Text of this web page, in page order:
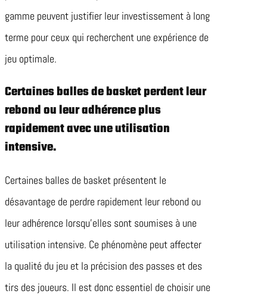
gamme peuvent justifier leur investissement à long
terme pour ceux qui recherchent une expérience de
jeu optimale.
Certaines balles de basket perdent leur
rebond ou leur adhérence plus
rapidement avec une utilisation
intensive.
Certaines balles de basket présentent le
désavantage de perdre rapidement leur rebond ou
leur adhérence lorsqu’elles sont soumises à une
utilisation intensive. Ce phénomène peut affecter
la qualité du jeu et la précision des passes et des
tirs des joueurs. Il est donc essentiel de choisir une